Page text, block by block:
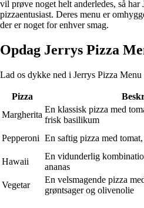
vil prøve noget helt anderledes, så
pizzaentusiast. Deres menu er
der er noget for enhver smag.
Opdag Jerrys Pizza
Lad os dykke ned i Jerrys Pizza
Pizza
Margherita
En klassisk pizza med
frisk basilikum
Pepperoni En saftig pizza med
Hawaii
En vidunderlig
ananas
Vegetar
En velsmagende pizza
grøntsager og olivenolie